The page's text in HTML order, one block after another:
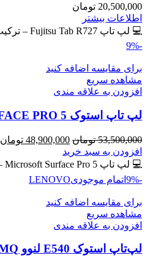
20,500,000 تومان
اطلاعات بیشتر
💻 لپ تاپ Fujitsu Tab R727 – ترکیب تبلت و لپ‌تاپ با صفحه لمسی IPS 🔖 کد محصول: #40765 💎
-9%
برای مقایسه اضافه کنید
مشاهده سریع
افزودن به علاقه مندی
لپ تاپ استوک SURFACE PRO 5 ، رم 8GB، حافظه 256GB
53,500,000 تومان قیمت
اصلی
53,500,000 تومان
بود.
48,900,000 تومان
افزودن به سبد خرید
💻 لپ تاپ Microsoft Surface Pro 5 – سبک، شیک و قدرتمند برای همه جا! سیم کارت خور 🔖 کد
-9%
اتمام موجودیLENOVO
برای مقایسه اضافه کنید
مشاهده سریع
افزودن به علاقه مندی
لپ‌تاپ استوک E540 لنوو Core i7-4702MQ با 500 حافظه و رم 8GB